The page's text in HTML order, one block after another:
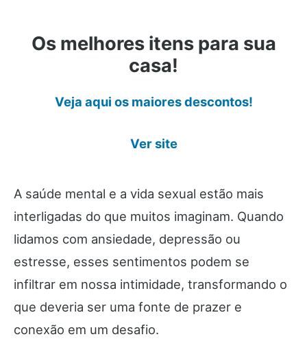
Os melhores itens para sua
casa!
Veja aqui os maiores descontos!
Ver site
A saúde mental e a vida sexual estão mais
interligadas do que muitos imaginam. Quando
lidamos com ansiedade, depressão ou
estresse, esses sentimentos podem se
infiltrar em nossa intimidade, transformando o
que deveria ser uma fonte de prazer e
conexão em um desafio.